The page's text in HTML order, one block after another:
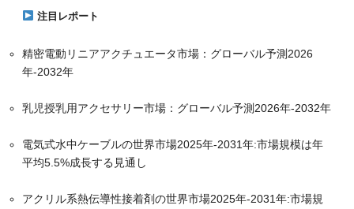
注目レポート
精密電動リニアアクチュエータ市場：グローバル予測2026
年-2032年
乳児授乳用アクセサリー市場：グローバル予測2026年-2032年
電気式水中ケーブルの世界市場2025年-2031年:市場規模は年
平均5.5%成長する見通し
アクリル系熱伝導性接着剤の世界市場2025年-2031年:市場規